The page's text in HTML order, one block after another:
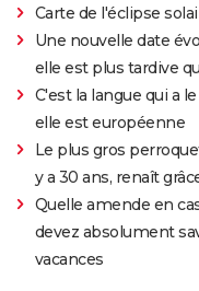
Carte de l'éclipse
Une nouvelle date
elle est plus tardive
C'est la langue qui a
elle est européenne
Le plus gros
y a 30 ans, renaît
Quelle amende en
devez absolument
vacances